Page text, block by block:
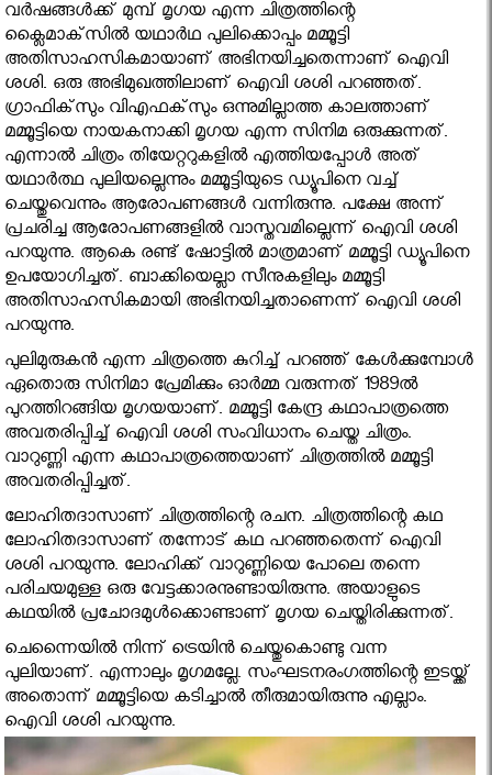
വര്‍ഷങ്ങള്‍ക്ക് മുമ്പ് മൃഗയ എന്ന ചിത്രത്തിന്റെ
ക്ലൈമാക്‌സില്‍ യഥാര്‍ഥ പുലിക്കൊപ്പം മമ്മൂട്ടി
അതിസാഹസികമായാണ് അഭിനയിച്ചതെന്നാണ് ഐവി
ശശി. ഒരു അഭിമുഖത്തിലാണ് ഐവി ശശി പറഞ്ഞത്.
ഗ്രാഫിക്‌സും വിഎഫക്‌സും ഒന്നുമില്ലാത്ത കാലത്താണ്
മമ്മൂട്ടിയെ നായകനാക്കി മൃഗയ എന്ന സിനിമ ഒരുക്കുന്നത്.
എന്നാല്‍ ചിത്രം തിയേറ്ററുകളില്‍ എത്തിയപ്പോള്‍ അത്
യഥാര്‍ത്ഥ പുലിയല്ലെന്നും മമ്മൂട്ടിയുടെ ഡ്യൂപിനെ വച്ച്
ചെയ്തുവെന്നും ആരോപണങ്ങള്‍ വന്നിരുന്നു. പക്ഷേ അന്ന്
പ്രചരിച്ച ആരോപണങ്ങളില്‍ വാസ്തവമില്ലെന്ന് ഐവി ശശി
പറയുന്നു. ആകെ രണ്ട് ഷോട്ടില്‍ മാത്രമാണ് മമ്മൂട്ടി ഡ്യൂപിനെ
ഉപയോഗിച്ചത്. ബാക്കിയെല്ലാ സീനുകളിലും മമ്മൂട്ടി
അതിസാഹസികമായി അഭിനയിച്ചതാണെന്ന് ഐവി ശശി
പറയുന്നു.
പുലിമുരുകന്‍ എന്ന ചിത്രത്തെ കുറിച്ച് പറഞ്ഞ് കേള്‍ക്കുമ്പോള്‍
ഏതൊരു സിനിമാ പ്രേമിക്കും ഓര്‍മ്മ വരുന്നത് 1989ല്‍
പുറത്തിറങ്ങിയ മൃഗയയാണ്. മമ്മൂട്ടി കേന്ദ്ര കഥാപാത്രത്തെ
അവതരിപ്പിച്ച് ഐവി ശശി സംവിധാനം ചെയ്ത ചിത്രം.
വാറുണ്ണി എന്ന കഥാപാത്രത്തെയാണ് ചിത്രത്തില്‍ മമ്മൂട്ടി
അവതരിപ്പിച്ചത്.
ലോഹിതദാസാണ് ചിത്രത്തിന്റെ രചന. ചിത്രത്തിന്റെ കഥ
ലോഹിതദാസാണ് തന്നോട് കഥ പറഞ്ഞതെന്ന് ഐവി
ശശി പറയുന്നു. ലോഹിക്ക് വാറുണ്ണിയെ പോലെ തന്നെ
പരിചയമുള്ള ഒരു വേട്ടക്കാരനുണ്ടായിരുന്നു. അയാളുടെ
കഥയില്‍ പ്രചോദമുള്‍ക്കൊണ്ടാണ് മൃഗയ ചെയ്തിരിക്കുന്നത്.
ചെന്നൈയില്‍ നിന്ന് ട്രെയിന്‍ ചെയ്തുകൊണ്ടു വന്ന
പുലിയാണ്. എന്നാലും മൃഗമല്ലേ. സംഘടനരംഗത്തിന്റെ ഇടയ്ക്ക്
അതൊന്ന് മമ്മൂട്ടിയെ കടിച്ചാല്‍ തീരുമായിരുന്നു എല്ലാം.
ഐവി ശശി പറയുന്നു.